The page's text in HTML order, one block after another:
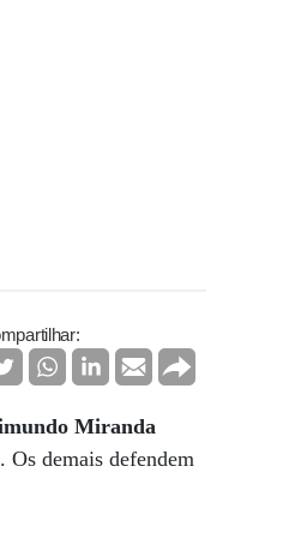
Miranda
Os demais defendem